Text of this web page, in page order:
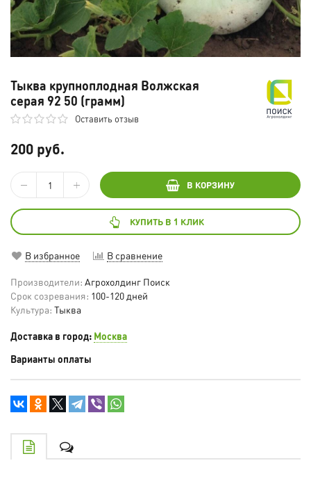
Тыква крупноплодная Волжская
серая 92 50 (грамм)
Оставить отзыв
200 руб.
В КОРЗИНУ
КУПИТЬ В 1 КЛИК
В избранное В сравнение
Производители: Агрохолдинг Поиск
Срок созревания: 100-120 дней
Культура: Тыква
Доставка в город: Москва
Варианты оплаты